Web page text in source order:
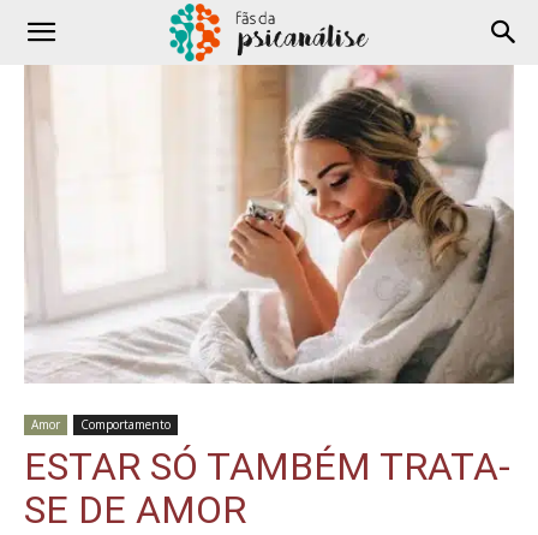
Amor Comportamento
ESTAR SÓ TAMBÉM TRATA-
SE DE AMOR